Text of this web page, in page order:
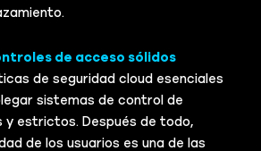
de acceso sólidos
de seguridad cloud esenciales
sistemas de control de
y estrictos. Después de todo,
de los usuarios es una de las